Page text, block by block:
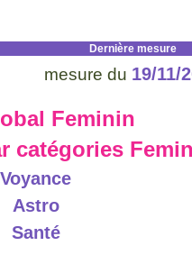
Dernière mesure
mesure du 19/11/
Feminin
catégories
Voyance
Astro
Santé